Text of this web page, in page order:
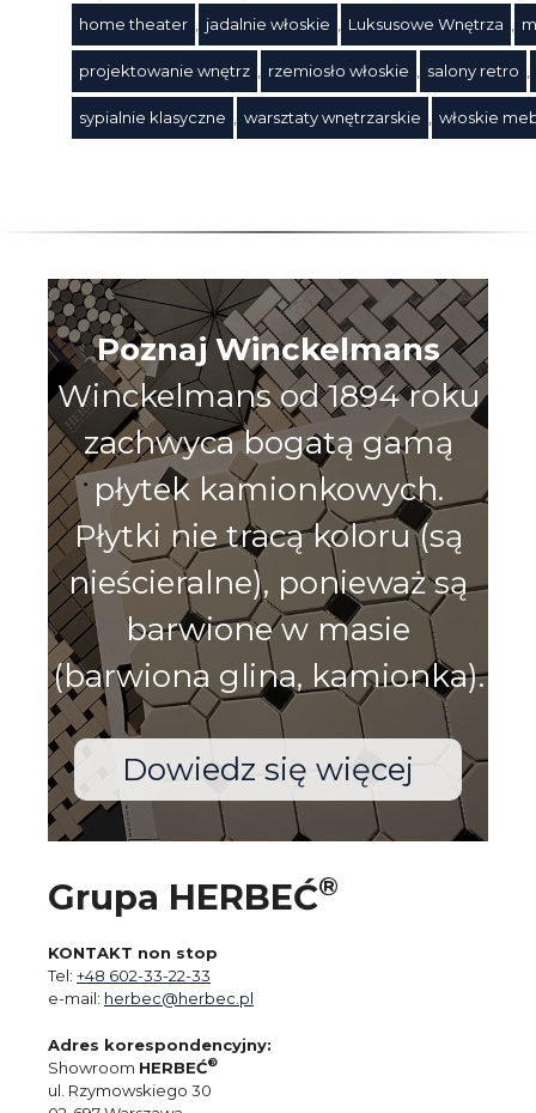
Tagi
home theater jadalnie włoskie Luksusowe Wnętrza
projektowanie wnętrz rzemiosło włoskie salony retro
sypialnie klasyczne warsztaty wnętrzarskie włoskie
Poznaj Winckelmans
Winckelmans od 1894 roku
zachwyca bogatą gamą
płytek kamionkowych.
Płytki nie tracą koloru (są
nieścieralne), ponieważ są
barwione w masie
(barwiona glina, kamionka).
Dowiedz się więcej
Grupa HERBEĆ®
KONTAKT non stop
Tel: +48 602-33-22-33
e-mail: herbec@herbec.pl
Adres korespondencyjny:
Showroom HERBEĆ®
ul. Rzymowskiego 30